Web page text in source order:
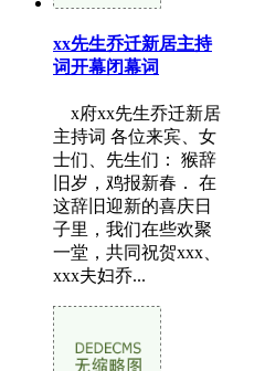
xx先生乔迁新居主持
词开幕闭幕词
x府xx先生乔迁新居
主持词 各位来宾、女
士们、先生们： 猴辞
旧岁，鸡报新春． 在
这辞旧迎新的喜庆日
子里，我们在些欢聚
一堂，共同祝贺xxx、
xxx夫妇乔...